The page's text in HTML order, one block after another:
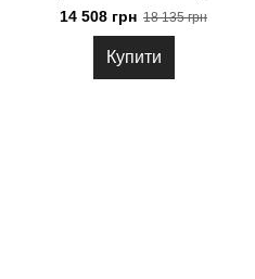
14 508 грн 18 135 грн
Купити